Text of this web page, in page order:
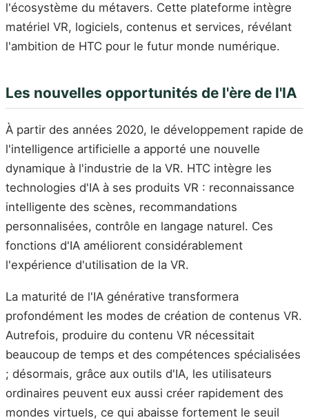
l'écosystème du métavers. Cette plateforme intègre
matériel VR, logiciels, contenus et services, révélant
l'ambition de HTC pour le futur monde numérique.
Les nouvelles opportunités de l'ère de l'IA
À partir des années 2020, le développement rapide de
l'intelligence artificielle a apporté une nouvelle
dynamique à l'industrie de la VR. HTC intègre les
technologies d'IA à ses produits VR : reconnaissance
intelligente des scènes, recommandations
personnalisées, contrôle en langage naturel. Ces
fonctions d'IA améliorent considérablement
l'expérience d'utilisation de la VR.
La maturité de l'IA générative transformera
profondément les modes de création de contenus VR.
Autrefois, produire du contenu VR nécessitait
beaucoup de temps et des compétences spécialisées
; désormais, grâce aux outils d'IA, les utilisateurs
ordinaires peuvent eux aussi créer rapidement des
mondes virtuels, ce qui abaisse fortement le seuil